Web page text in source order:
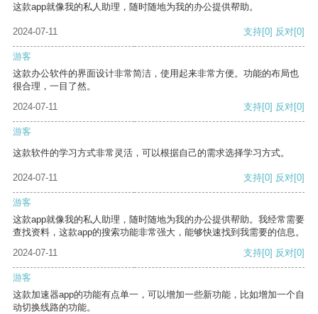
这款app就像我的私人助理，随时随地为我的办公提供帮助。
2024-07-11 支持[0] 反对[0]
游客
这款办公软件的界面设计非常简洁，使用起来非常方便。功能的布局也
很合理，一目了然。
2024-07-11
支持[0] 反对[0]
游客
这款软件的学习方式非常灵活，可以根据自己的需求选择学习方式。
2024-07-11 支持[0] 反对[0]
游客
这款app就像我的私人助理，随时随地为我的办公提供帮助。我经常需要
查找资料，这款app的搜索功能非常强大，能够快速找到我需要的信息。
2024-07-11
支持[0] 反对[0]
游客
这款加速器app的功能有点单一，可以增加一些新功能，比如增加一个自
动切换线路的功能。